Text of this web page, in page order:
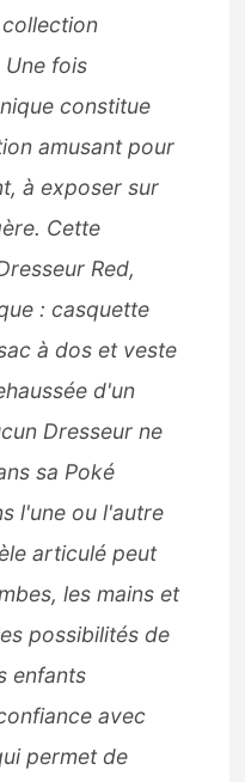
Une fois
constitue
amusant pour
à exposer sur
Cette
Red,
: casquette
à dos et veste
d'un
Dresseur ne
sa Poké
l'une ou l'autre
articulé peut
les mains et
possibilités de
enfants
avec
permet de